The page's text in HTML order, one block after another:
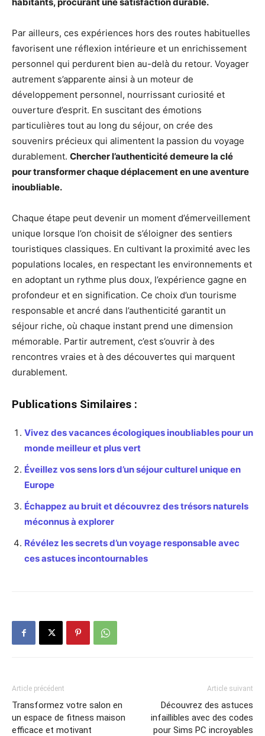
Par ailleurs, ces expériences hors des routes habituelles
favorisent une réflexion intérieure et un enrichissement
personnel qui perdurent bien au-delà du retour. Voyager
autrement s’apparente ainsi à un moteur de
développement personnel, nourrissant curiosité et
ouverture d’esprit. En suscitant des émotions
particulières tout au long du séjour, on crée des
souvenirs précieux qui alimentent la passion du voyage
durablement. Chercher l’authenticité demeure la clé
pour transformer chaque déplacement en une aventure
inoubliable.
Chaque étape peut devenir un moment d’émerveillement
unique lorsque l’on choisit de s’éloigner des sentiers
touristiques classiques. En cultivant la proximité avec les
populations locales, en respectant les environnements et
en adoptant un rythme plus doux, l’expérience gagne en
profondeur et en signification. Ce choix d’un tourisme
responsable et ancré dans l’authenticité garantit un
séjour riche, où chaque instant prend une dimension
mémorable. Partir autrement, c’est s’ouvrir à des
rencontres vraies et à des découvertes qui marquent
durablement.
Publications Similaires :
Vivez des vacances écologiques inoubliables pour un
monde meilleur et plus vert
Éveillez vos sens lors d’un séjour culturel unique en
Europe
Échappez au bruit et découvrez des trésors naturels
méconnus à explorer
Révélez les secrets d’un voyage responsable avec
ces astuces incontournables
Article précédent
Transformez votre salon en
un espace de fitness maison
efficace et motivant
Article suivant
Découvrez des astuces
infaillibles avec des codes
pour Sims PC incroyables